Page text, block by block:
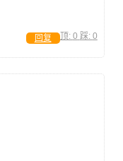
顶: 0 踩: 0
回复